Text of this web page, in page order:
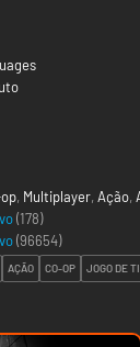
, Multiplayer, Ação,
(178)
(96654)
AÇÃO CO-OP JOGO DE